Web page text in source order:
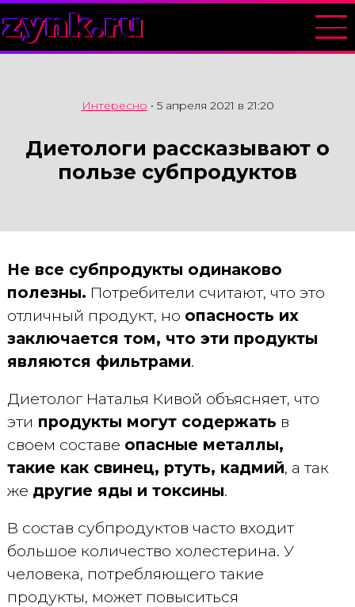
zynk.ru
Интересно • 5 апреля 2021 в 21:20
Диетологи рассказывают о
пользе субпродуктов
Не все субпродукты одинаково
полезны. Потребители считают, что это
отличный продукт, но опасность их
заключается том, что эти продукты
являются фильтрами.
Диетолог Наталья Кивой объясняет, что
эти продукты могут содержать в
своем составе опасные металлы,
такие как свинец, ртуть, кадмий, а так
же другие яды и токсины.
В состав субпродуктов часто входит
большое количество холестерина. У
человека, потребляющего такие
продукты, может повыситься